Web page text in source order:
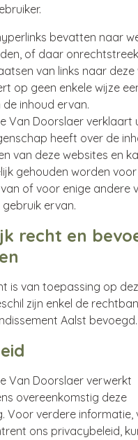
bevatten naar
of daar
van links naar
op geen enkele wijze
inhoud ervan.
Van Doorslaer verklaart
heeft over de
van deze websites en
gehouden worden
of voor enige andere
ervan.
recht en
is van toepassing op
zijn enkel de
Aalst bevoegd.
Van Doorslaer verwerkt
overeenkomstig deze
Voor verdere informatie,
ons privacybeleid,